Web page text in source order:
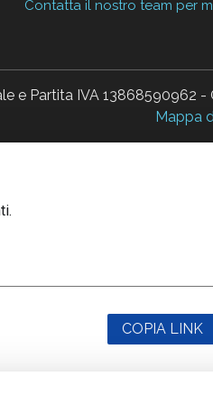
Contatta il nostro team per
e Partita IVA 13868590962
Mappa
COPIA LINK